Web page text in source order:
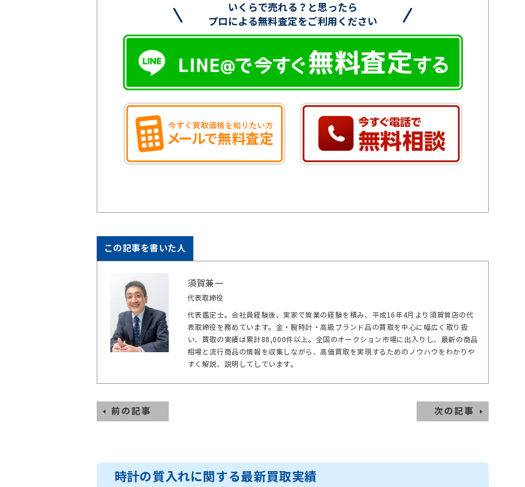
いくらで売れる？と思ったら
プロによる無料査定をご利用ください
この記事を書いた人
須賀兼一
代表取締役
代表鑑定士。会社員経験後、実家で質業の経験を積み、平成16年4月より須賀質店の代
表取締役を務めています。金・腕時計・高級ブランド品の買取を中心に幅広く取り扱
い、買取の実績は累計88,000件以上。全国のオークション市場に出入りし、最新の商品
相場と流行商品の情報を収集しながら、高価買取を実現するためのノウハウをわかりや
すく解説、説明してしています。
前の記事 次の記事
時計の質入れに関する最新買取実績